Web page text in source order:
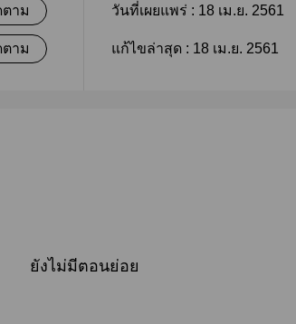
าม
าม
วันที่เผยแพร่ : 18 เม.ย. 2561
แก้ไขล่าสุด : 18 เม.ย. 2561
ยังไม่มีตอนย่อย